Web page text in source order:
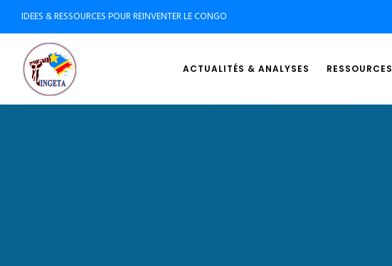
IDEES & RESSOURCES POUR REINVENTER LE CONGO
ACTUALITÉS & ANALYSES RESSOURCES